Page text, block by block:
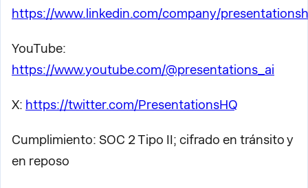
https://www.linkedin.com/company/
YouTube:
https://www.youtube.com/@presentations_ai
X: https://twitter.com/PresentationsHQ
Cumplimiento: SOC 2 Tipo II; cifrado en tránsito y
en reposo